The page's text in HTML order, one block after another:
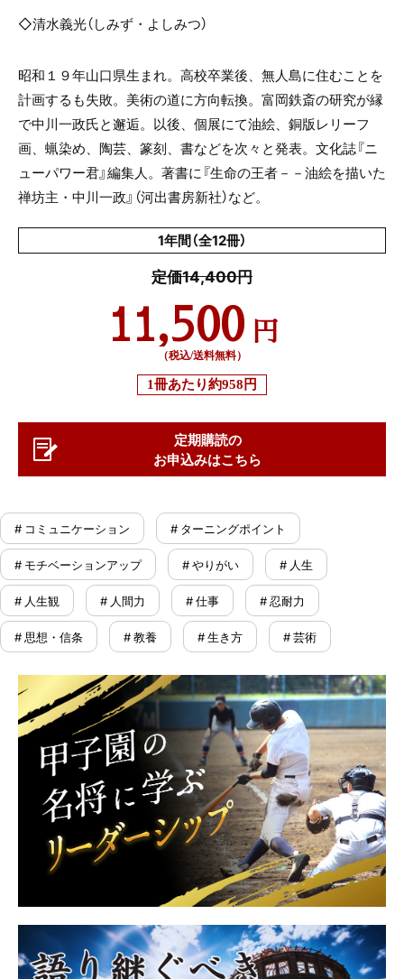
◇清水義光（しみず・よしみつ）
昭和１９年山口県生まれ。高校卒業後、無人島に住むことを
計画するも失敗。美術の道に方向転換。富岡鉄斎の研究が縁
で中川一政氏と邂逅。以後、個展にて油絵、銅版レリーフ
画、蝋染め、陶芸、篆刻、書などを次々と発表。文化誌『ニ
ューパワー君』編集人。著書に『生命の王者－－油絵を描いた
禅坊主・中川一政』（河出書房新社）など。
1年間（全12冊）
定価14,400円
11,500 円
（税込/送料無料）
1冊あたり約958円
定期購読の
お申込みはこちら
# コミュニケーション # ターニングポイント
# モチベーションアップ # やりがい # 人生
# 人生観 # 人間力 # 仕事 # 忍耐力
# 思想・信条 # 教養 # 生き方 # 芸術